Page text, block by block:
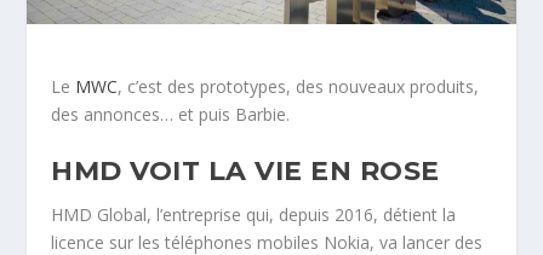
Le MWC, c’est des prototypes, des nouveaux produits,
des annonces… et puis Barbie.
HMD VOIT LA VIE EN ROSE
HMD Global, l’entreprise qui, depuis 2016, détient la
licence sur les téléphones mobiles Nokia, va lancer des